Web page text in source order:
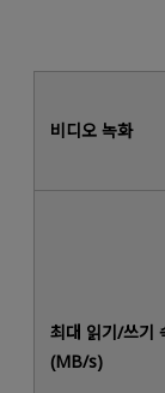
비디오 녹화
최대 읽기/쓰기
(MB/s)